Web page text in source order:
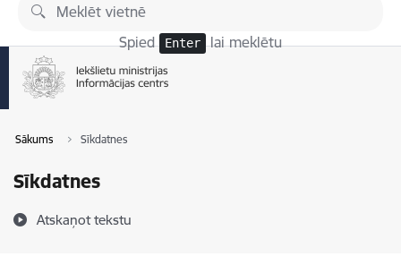
Pāriet uz lapas saturu
Spied Enter lai meklētu
Sākums Sīkdatnes
Sīkdatnes
Atskaņot tekstu